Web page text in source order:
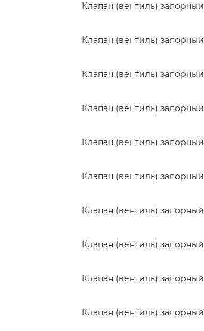
Клапан (вентиль) запорный
Клапан (вентиль) запорный
Клапан (вентиль) запорный
Клапан (вентиль) запорный
Клапан (вентиль) запорный
Клапан (вентиль) запорный
Клапан (вентиль) запорный
Клапан (вентиль) запорный
Клапан (вентиль) запорный
Клапан (вентиль) запорный